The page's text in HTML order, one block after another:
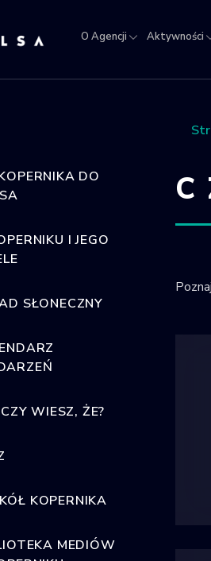
O Agencji Aktywności
DO
I JEGO
SŁONECZNY
CZY WIESZ, ŻE?
KOPERNIKA
MEDIÓW